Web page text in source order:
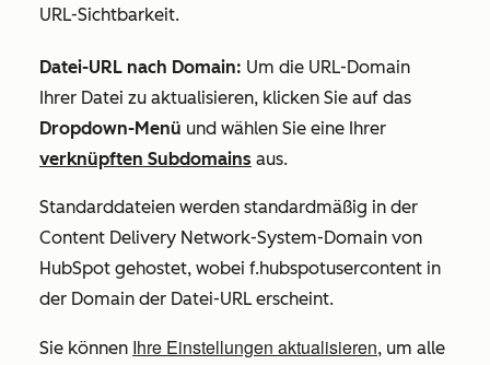
URL-Sichtbarkeit.
Datei-URL nach Domain: Um die URL-Domain
Ihrer Datei zu aktualisieren, klicken Sie auf das
Dropdown-Menü und wählen Sie eine Ihrer
verknüpften Subdomains aus.
Standarddateien werden standardmäßig in der
Content Delivery Network-System-Domain von
HubSpot gehostet, wobei f.hubspotusercontent in
der Domain der Datei-URL erscheint.
Sie können Ihre Einstellungen aktualisieren, um alle